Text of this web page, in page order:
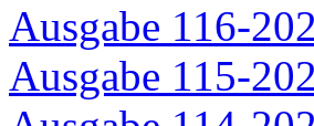
Ausgabe 116-
Ausgabe 115-